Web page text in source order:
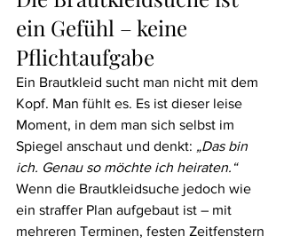
ein Gefühl – keine
Pflichtaufgabe
Ein Brautkleid sucht man nicht mit dem
Kopf. Man fühlt es. Es ist dieser leise
Moment, in dem man sich selbst im
Spiegel anschaut und denkt: „Das bin
ich. Genau so möchte ich heiraten.“
Wenn die Brautkleidsuche jedoch wie
ein straffer Plan aufgebaut ist – mit
mehreren Terminen, festen Zeitfenstern